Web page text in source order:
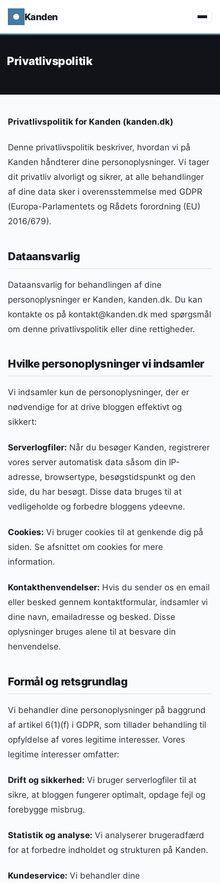
Kanden
Privatlivspolitik
Privatlivspolitik for Kanden (kanden.dk)
Denne privatlivspolitik beskriver, hvordan vi på
Kanden håndterer dine personoplysninger. Vi tager
dit privatliv alvorligt og sikrer, at alle behandlinger
af dine data sker i overensstemmelse med GDPR
(Europa-Parlamentets og Rådets forordning (EU)
2016/679).
Dataansvarlig
Dataansvarlig for behandlingen af dine
personoplysninger er Kanden, kanden.dk. Du kan
kontakte os på kontakt@kanden.dk med spørgsmål
om denne privatlivspolitik eller dine rettigheder.
Hvilke personoplysninger vi indsamler
Vi indsamler kun de personoplysninger, der er
nødvendige for at drive bloggen effektivt og
sikkert:
Serverlogfiler: Når du besøger Kanden, registrerer
vores server automatisk data såsom din IP-
adresse, browsertype, besøgstidspunkt og den
side, du har besøgt. Disse data bruges til at
vedligeholde og forbedre bloggens ydeevne.
Cookies: Vi bruger cookies til at genkende dig på
siden. Se afsnittet om cookies for mere
information.
Kontakthenvendelser: Hvis du sender os en email
eller besked gennem kontaktformular, indsamler vi
dine navn, emailadresse og besked. Disse
oplysninger bruges alene til at besvare din
henvendelse.
Formål og retsgrundlag
Vi behandler dine personoplysninger på baggrund
af artikel 6(1)(f) i GDPR, som tillader behandling til
opfyldelse af vores legitime interesser. Vores
legitime interesser omfatter:
Drift og sikkerhed: Vi bruger serverlogfiler til at
sikre, at bloggen fungerer optimalt, opdage fejl og
forebygge misbrug.
Statistik og analyse: Vi analyserer brugeradfærd
for at forbedre indholdet og strukturen på Kanden.
Kundeservice: Vi behandler dine